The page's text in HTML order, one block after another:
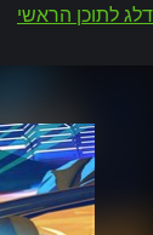
דלג לתוכן הראשי